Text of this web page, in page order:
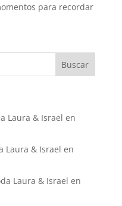
para recordar
Laura & Israel en
Laura & Israel en
Laura & Israel en